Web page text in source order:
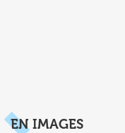
EN IMAGES